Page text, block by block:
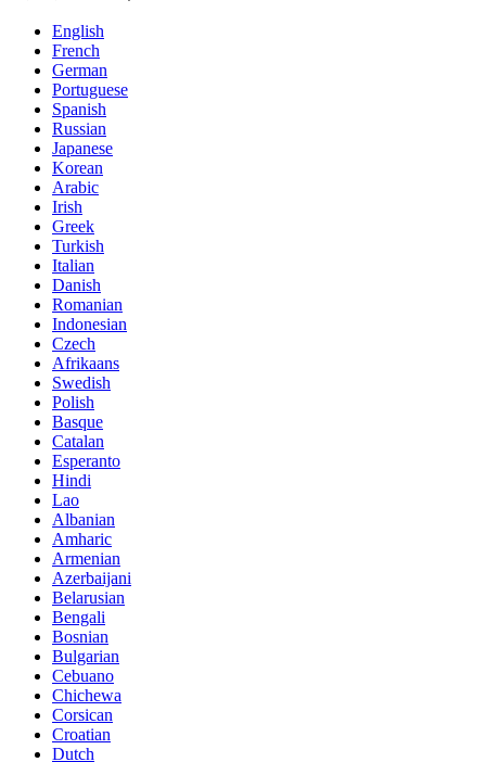
English
French
German
Portuguese
Spanish
Russian
Japanese
Korean
Arabic
Irish
Greek
Turkish
Italian
Danish
Romanian
Indonesian
Czech
Afrikaans
Swedish
Polish
Basque
Catalan
Esperanto
Hindi
Lao
Albanian
Amharic
Armenian
Azerbaijani
Belarusian
Bengali
Bosnian
Bulgarian
Cebuano
Chichewa
Corsican
Croatian
Dutch